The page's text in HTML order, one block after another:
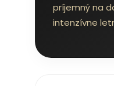
príjemný na
intenzívne